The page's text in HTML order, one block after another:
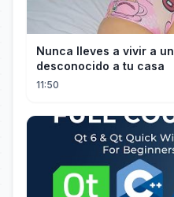
Nunca lleves a vivir a un
desconocido a tu casa
11:50